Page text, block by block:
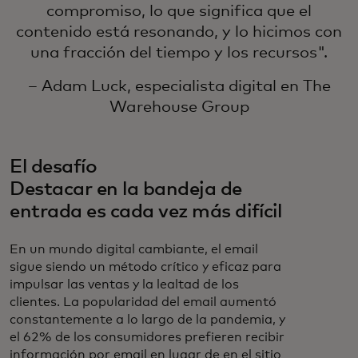
compromiso, lo que significa que el
contenido está resonando, y lo hicimos con
una fracción del tiempo y los recursos".
– Adam Luck, especialista digital en The
Warehouse Group
El desafío
Destacar en la bandeja de
entrada es cada vez más difícil
En un mundo digital cambiante, el email
sigue siendo un método crítico y eficaz para
impulsar las ventas y la lealtad de los
clientes. La popularidad del email aumentó
constantemente a lo largo de la pandemia, y
el 62% de los consumidores prefieren recibir
información por email en lugar de en el sitio